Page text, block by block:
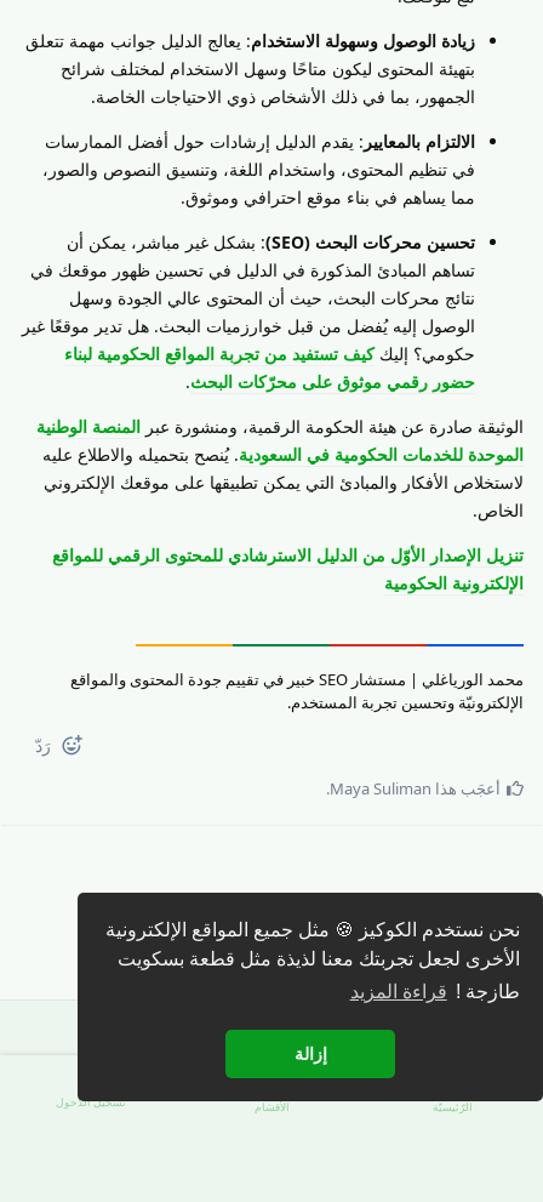
نحن نستخدم الكوكيز 🍪 مثل جميع المواقع الإلكترونية
الأخرى لجعل تجربتك معنا لذيذة مثل قطعة بسكويت
طازجة ! قراءة المزيد
إزالة
زيادة الوصول وسهولة الاستخدام: يعالج الدليل جوانب مهمة تتعلق
بتهيئة المحتوى ليكون متاحًا وسهل الاستخدام لمختلف شرائح
الجمهور، بما في ذلك الأشخاص ذوي الاحتياجات الخاصة.
الالتزام بالمعايير : يقدم الدليل إرشادات حول أفضل الممارسات
في تنظيم المحتوى، واستخدام اللغة، وتنسيق النصوص والصور،
مما يساهم في بناء موقع احترافي وموثوق.
تحسين محركات البحث (SEO)
: بشكل غير مباشر، يمكن أن
تساهم المبادئ المذكورة في الدليل في تحسين ظهور موقعك في
نتائج محركات البحث، حيث أن المحتوى عالي الجودة وسهل
الوصول إليه يُفضل من قبل خوارزميات البحث. هل تدير موقعًا غير
حكومي؟ إليككيف تستفيد من تجربة المواقع الحكومية لبناء
حضور رقمي موثوق على محرّكات البحث.
الوثيقة صادرة عن هيئة الحكومة الرقمية، ومنشورة عبر المنصة الوطنية
الموحدة للخدمات الحكومية في السعودية. يُنصح بتحميله والاطلاع عليه
لاستخلاص الأفكار والمبادئ التي يمكن تطبيقها على موقعك الإلكتروني
الخاص.
تنزيل الإصدار الأوّل من الدليل الاسترشادي للمحتوى الرقمي للمواقع
الإلكترونية الحكومية
محمد الورياغلي | مستشار SEO خبير في تقييم جودة المحتوى والمواقع
الإلكترونيّة وتحسين تجربة المستخدم.
رَدّ
أعجَب هذا Maya Suliman
.
كتابة رد 🖊️
الرّئيسيّة الأقسَام تسجيل الدّخول